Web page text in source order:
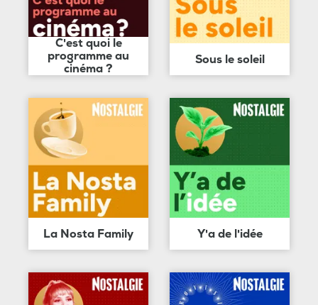
C'est quoi le
programme au
cinéma ?
Sous le soleil
La Nosta Family Y'a de l'idée